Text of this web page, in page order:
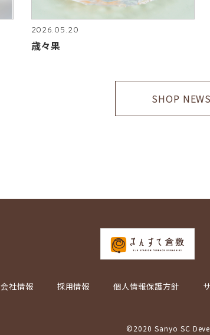
2026.05.20
歳々果
SHOP
会社情報 採用情報 個人情報保護方針
©2020 Sanyo SC